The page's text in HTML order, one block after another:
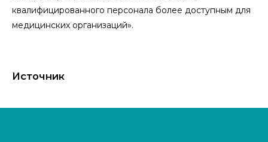
квалифицированного персонала более доступным для
медицинских организаций».
Источник